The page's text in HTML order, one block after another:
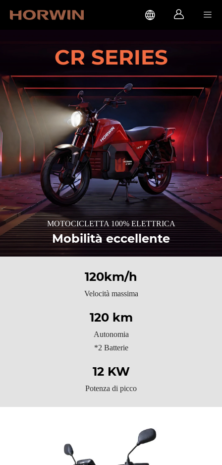
  
CR SERIES
MOTOCICLETTA 100% ELETTRICA
Mobilità eccellente
120km/h
Velocità massima
120 km
Autonomia
*2 Batterie
12 KW
Potenza di picco